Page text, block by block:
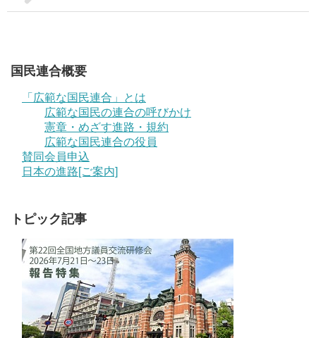
国民連合概要
「広範な国民連合」とは
広範な国民の連合の呼びかけ
憲章・めざす進路・規約
広範な国民連合の役員
賛同会員申込
日本の進路[ご案内]
トピック記事